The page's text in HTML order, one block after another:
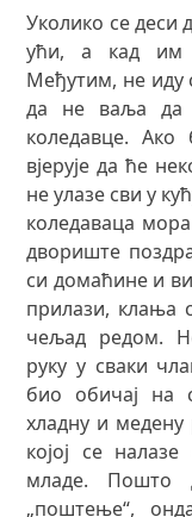
Уколико се деси
ући, а кад им
Међутим, не иду
да не ваља да
коледавце.
вјерује да ће
не улазе сви у
коледаваца
двориште
си домаћине и
прилази, клања
чељад редом.
руку у сваки
био обичај на
хладну и медену
којој се
младе. Пошто
„поштење“,